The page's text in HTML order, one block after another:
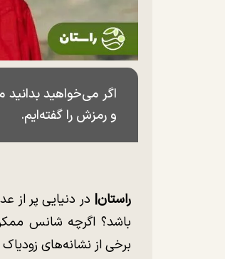
اگر می‌خواهید
و رمزش را گفته‌ایم.
راستان|‌ در دنیایی پر
باشد؟ اگرچه شانس
برخی از نشانه‌های